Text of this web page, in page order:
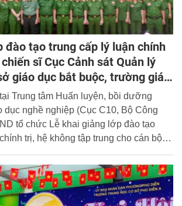
đào tạo trung cấp lý luận chính
sĩ Cục Cảnh sát Quản lý
giáo dục bắt buộc, trường giáo
Trung tâm Huấn luyện, bồi dưỡng
dục nghề nghiệp (Cục C10, Bộ Công
tổ chức Lễ khai giảng lớp đào tạo
trị, hệ không tập trung cho cán bộ,
dưỡng, Bộ Công an.